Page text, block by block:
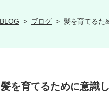
BLOG > ブログ > 髪を育てるた
髪を育てるために意識